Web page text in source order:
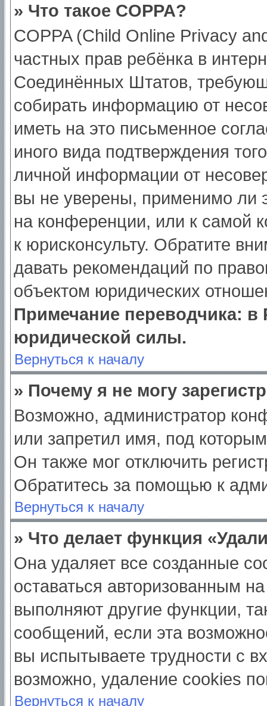
» Что такое COPPA?
COPPA (Child Online Privacy
частных прав ребёнка в
Соединённых Штатов,
собирать информацию от
иметь на это письменное
иного вида подтверждения
личной информации от
вы не уверены, применимо ли
на конференции, или к самой
к юрисконсульту. Обратите
давать рекомендаций по
объектом юридических
Примечание переводчика: в
юридической силы.
Вернуться к началу
» Почему я не могу
Возможно, администратор
или запретил имя, под
Он также мог отключить
Обратитесь за помощью к
Вернуться к началу
» Что делает функция
Она удаляет все созданные
оставаться авторизованным
выполняют другие функции,
сообщений, если эта
вы испытываете трудности с
возможно, удаление cookies
Вернуться к началу